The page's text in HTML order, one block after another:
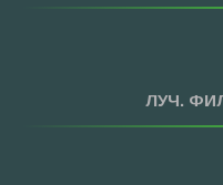
»
»Фантастика
ЛУЧ.